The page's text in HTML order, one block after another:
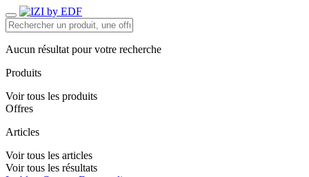
Aucun résultat pour votre recherche
Produits
Voir tous les produits
Offres
Articles
Voir tous les articles
Voir tous les résultats